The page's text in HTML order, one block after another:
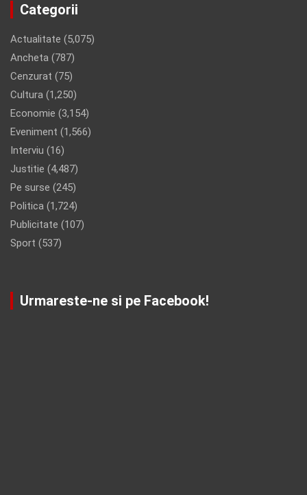
Categorii
Actualitate (5,075)
Ancheta (787)
Cenzurat (75)
Cultura (1,250)
Economie (3,154)
Eveniment (1,566)
Interviu (16)
Justitie (4,487)
Pe surse (245)
Politica (1,724)
Publicitate (107)
Sport (537)
Urmareste-ne si pe Facebook!